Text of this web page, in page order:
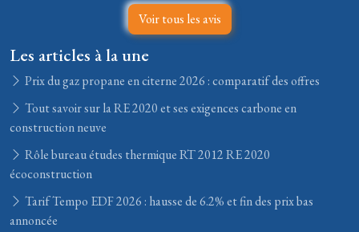
Voir tous les avis
Les articles à la une
Prix du gaz propane en citerne 2026 : comparatif des offres
Tout savoir sur la RE 2020 et ses exigences carbone en
construction neuve
Rôle bureau études thermique RT 2012 RE 2020
écoconstruction
Tarif Tempo EDF 2026 : hausse de 6.2% et fin des prix bas
annoncée